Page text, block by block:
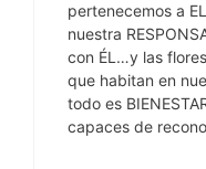
pertenecemos a
nuestra
con ÉL…y las
que habitan en
todo es
capaces de